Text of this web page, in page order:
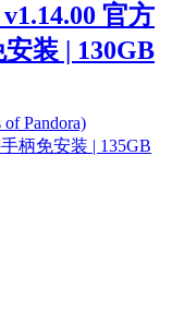
官方
装 | 130GB